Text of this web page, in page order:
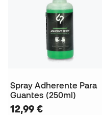
Spray Adherente Para
Guantes (250ml)
12,99 €